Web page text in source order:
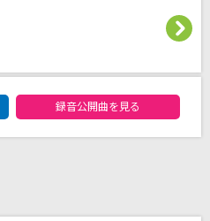
録音公開曲を見る